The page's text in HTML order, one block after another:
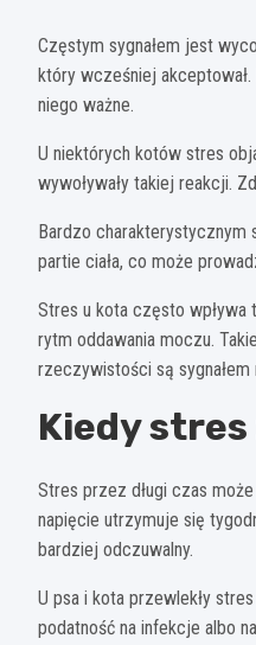
Częstym sygnałem jest
który wcześniej
niego ważne.
U niektórych kotów stres
wywoływały takiej reakcji.
Bardzo charakterystycznym
partie ciała, co może
Stres u kota często wpływa
rytm oddawania moczu.
rzeczywistości są sygnałem
Kiedy
Stres przez długi czas
napięcie utrzymuje się
bardziej odczuwalny.
U psa i kota przewlekły
podatność na infekcje albo